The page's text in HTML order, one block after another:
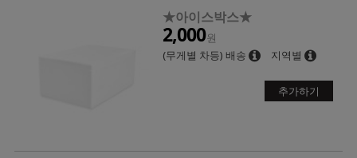
★아이스박스★
2,000원
(무게별 차등) 배송
지역별
추가하기